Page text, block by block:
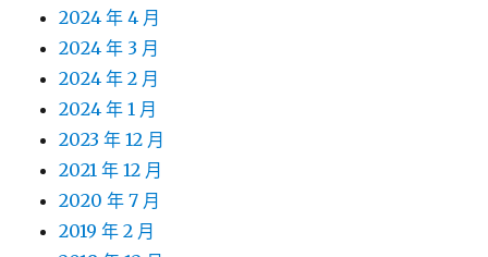
2024 年 4 月
2024 年 3 月
2024 年 2 月
2024 年 1 月
2023 年 12 月
2021 年 12 月
2020 年 7 月
2019 年 2 月